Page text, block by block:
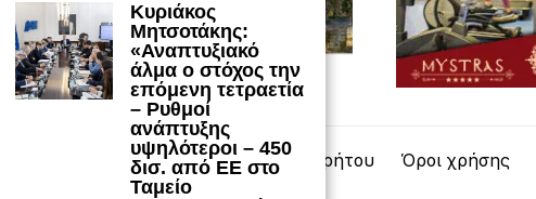
Επικοινωνία Πολιτική Απορρήτου Όροι χρήσης
Κυριάκος
Μητσοτάκης:
«Αναπτυξιακό
άλμα ο στόχος την
επόμενη τετραετία
– Ρυθμοί
ανάπτυξης
υψηλότεροι – 450
δισ. από ΕΕ στο
Ταμείο